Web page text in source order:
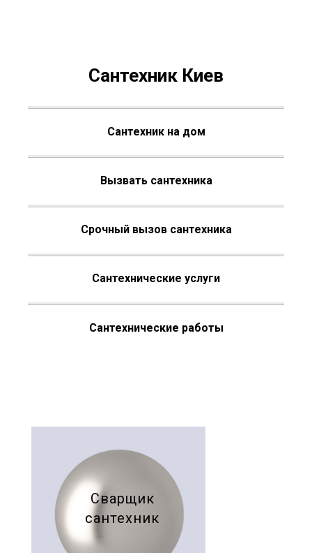
Сантехник Киев
Сантехник на дом
Вызвать сантехника
Срочный вызов сантехника
Сантехнические услуги
Сантехнические работы
Сварщик
сантехник